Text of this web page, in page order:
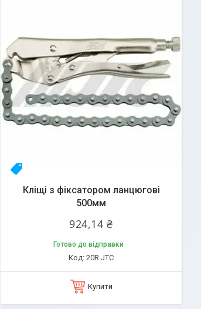
Кліщі з фіксатором ланцюгові
500мм
924,14 ₴
Готово до відправки
20R JTC
Купити